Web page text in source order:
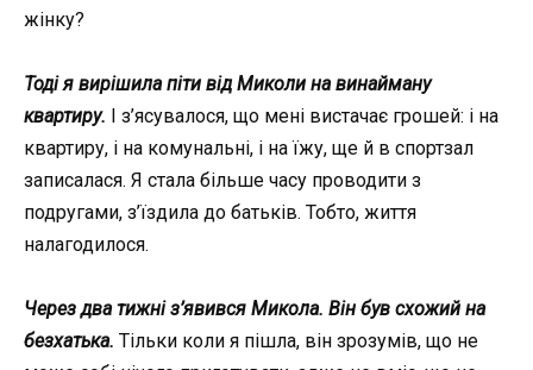
жінку?
Тоді я вирішила піти від Миколи на винайману
квартиру. І з’ясувалося, що мені вистачає грошей: і на
квартиру, і на комунальні, і на їжу, ще й в спортзал
записалася. Я стала більше часу проводити з
подругами, з’їздила до батьків. Тобто, життя
налагодилося.
Через два тижні з’явився Микола. Він був схожий на
безхатька. Тільки коли я пішла, він зрозумів, що не